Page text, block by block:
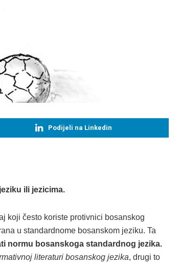
Podijeli na Linkedin
ili jezicima.
koji često koriste protivnici bosanskog
u standardnome bosanskom jeziku. Ta
normu bosanskoga standardnog jezika.
literaturi bosanskog jezika, drugi to